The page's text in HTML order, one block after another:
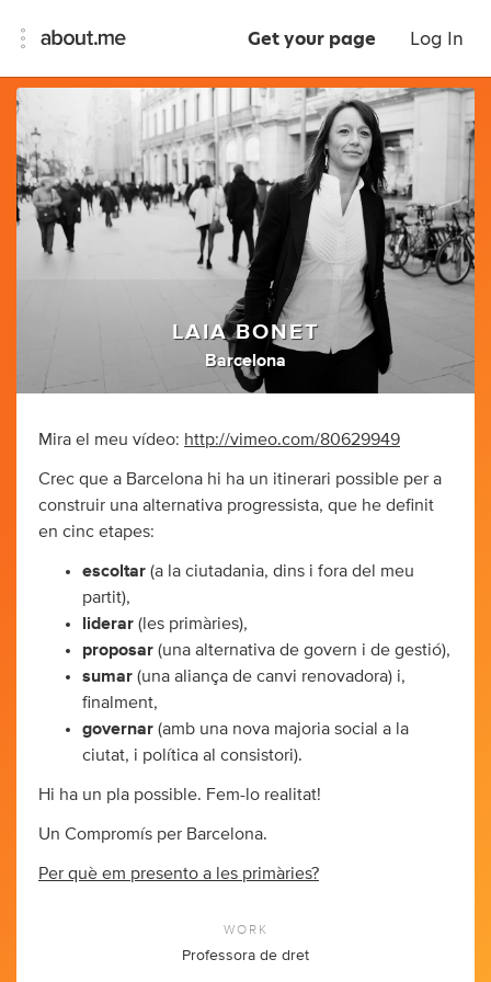
Get your page Log In
LAIA BONET
Barcelona
Mira el meu vídeo: http://vimeo.com/80629949
Crec que a Barcelona hi ha un itinerari possible per a
construir una alternativa progressista, que he definit
en cinc etapes:
escoltar (a la ciutadania, dins i fora del meu
partit),
liderar (les primàries),
proposar (una alternativa de govern i de gestió),
sumar (una aliança de canvi renovadora) i,
finalment,
governar (amb una nova majoria social a la
ciutat, i política al consistori).
Hi ha un pla possible. Fem-lo realitat!
Un Compromís per Barcelona.
Per què em presento a les primàries?
WORK
Professora de dret